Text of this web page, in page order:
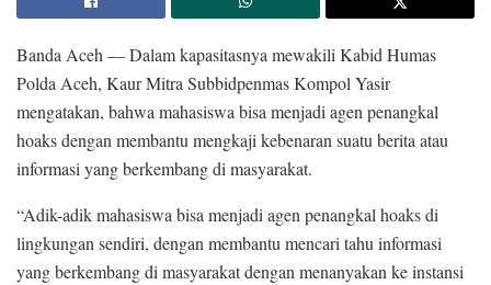
Banda Aceh — Dalam kapasitasnya mewakili Kabid Humas
Polda Aceh, Kaur Mitra Subbidpenmas Kompol Yasir
mengatakan, bahwa mahasiswa bisa menjadi agen penangkal
hoaks dengan membantu mengkaji kebenaran suatu berita atau
informasi yang berkembang di masyarakat.
“Adik-adik mahasiswa bisa menjadi agen penangkal hoaks di
lingkungan sendiri, dengan membantu mencari tahu informasi
yang berkembang di masyarakat dengan menanyakan ke instansi